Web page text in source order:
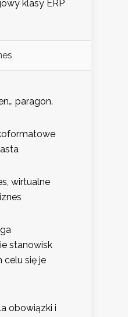
klasy ERP
paragon.
wirtualne
stanowisk
celu się je
obowiązki i